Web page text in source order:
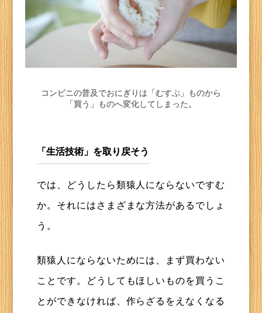
コンビニの普及でおにぎりは「むすぶ」ものから
「買う」ものへ変化してしまった。
「生活技術」を取り戻そう
では、どうしたら類猿人にならないですむ
か。それにはさまざまな方法があるでしょ
う。
類猿人にならないためには、まず買わない
ことです。どうしてもほしいものを買うこ
とができなければ、作らざるをえなくなる